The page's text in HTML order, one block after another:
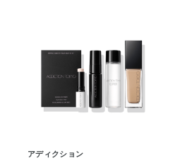
アディクション